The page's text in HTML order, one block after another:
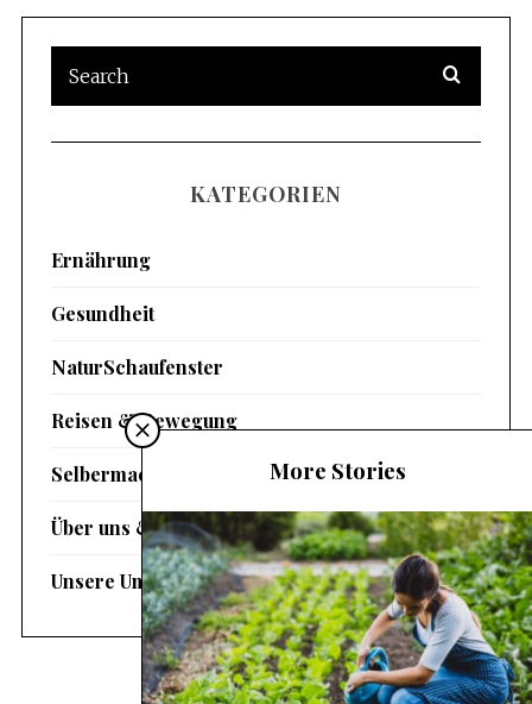
KATEGORIEN
Ernährung
Gesundheit
NaturSchaufenster
Reisen & Bewegung
Selbermachen
Über uns & Magazin
Unsere Umwelt
More Stories